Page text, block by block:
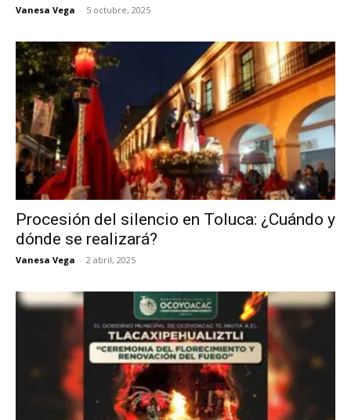
Vanesa Vega - 5 octubre, 2025
Procesión del silencio en Toluca: ¿Cuándo y
dónde se realizará?
Vanesa Vega - 2 abril, 2025